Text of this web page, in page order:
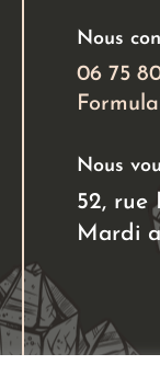
Nous
06 75
Nous
52, rue
Mardi